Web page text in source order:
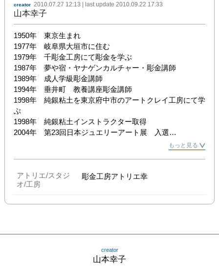
creator 2010.07.27 12:13 | last update 2010.09.22 17:33
山本幸子
1950年　東京生まれ
1977年　岐阜県大垣市に住む
1979年　千彫金工房にて彫金を学ぶ
1987年　夢や宿・ヤナゲンカルチャー・彫金講師
1989年　成人学級彫金講師
1994年　垂井町　教養講座彫金講師
1998年　純銀粘土を東京府中市のアートクレイ工房にて学
ぶ
1998年　純銀粘土インストラクター取得
2004年　第23回日本ジュエリーアート展　入選
2005年　粘土でつくるシルバーアクセサリーコンテスト２
ト合併記念賞
その他　各ギャラリーにて展覧会多数
もっと見る
アトリエ/スタジ
オ/工房
彫金工房アトリエ幸
creator
山本幸子